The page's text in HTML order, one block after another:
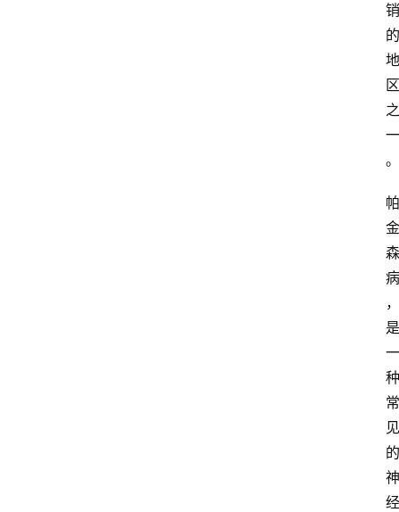
销
的
地
区
之
一
。
帕
金
森
病
，
是
一
种
常
见
的
神
经